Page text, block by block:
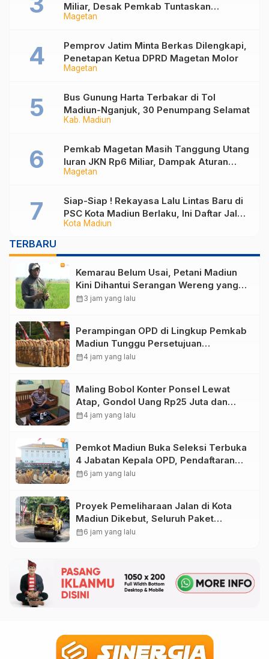
Magetan
Miliar, Desak Pemkab Tuntaskan
Kelebihan Bayar Proyek
Magetan
Pemprov Jatim Minta Berkas Dilengkapi,
Penetapan Ketua DPRD Magetan Molor
Kab. Madiun
Bus Gunung Harta Terbakar di Tol
Madiun-Nganjuk, 30 Penumpang Selamat
Magetan
Pemkab Magetan Masih Tanggung Utang
Iuran JKN Rp6 Miliar, Dampak Aturan
Berlaku Surut dan Tekanan Fiskal
Kota Madiun
Siap-Siap ! Rekayasa Lalu Lintas Baru di
PSC Kota Madiun Berlaku, Ini Daftar Jalan
yang Berubah
TERBARU
Kemarau Belum Usai, Petani Madiun
Kini Dihantui Serangan Wereng yang
Ancam Produksi Padi
calendar_month3 jam yang lalu
Perampingan OPD di Lingkup Pemkab
Madiun Tunggu Persetujuan
Kemendagri
calendar_month4 jam yang lalu
Maling Bobol Konter Ponsel Lewat
Atap, Gondol Uang Rp25 Juta dan
Empat HP di Ponorogo
calendar_month4 jam yang lalu
Pemkot Madiun Buka Seleksi Terbuka
4 Jabatan Kepala OPD, Pendaftaran
Dibuka hingga 16 Agustus 2026
calendar_month6 jam yang lalu
Proyek Pemeliharaan Jalan di Kota
Madiun Dikebut, Seluruh Paket
Pekerjaan Lampaui Target
calendar_month6 jam yang lalu